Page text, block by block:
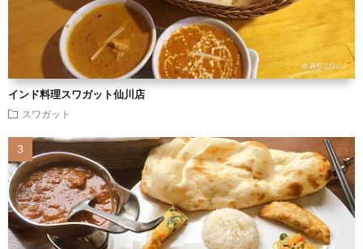
インド料理スワガット仙川店
スワガット